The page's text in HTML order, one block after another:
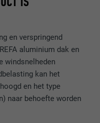
en verspringend
aluminium dak en
windsnelheden
kan het
en het type
naar behoefte worden
attribuut voor alle
aanwezig is